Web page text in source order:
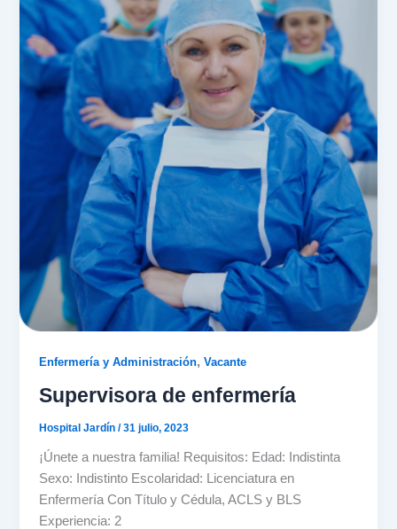
Enfermería y Administración,Vacante
Supervisora de enfermería
Hospital Jardín/31 julio, 2023
¡Únete a nuestra familia! Requisitos: Edad: Indistinta
Sexo: Indistinto Escolaridad: Licenciatura en
Enfermería Con Título y Cédula, ACLS y BLS
Experiencia: 2